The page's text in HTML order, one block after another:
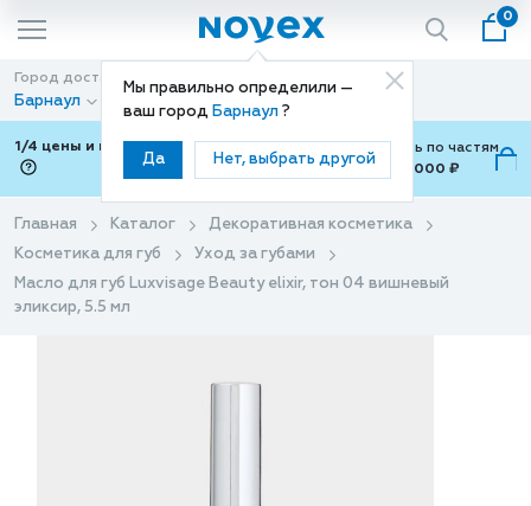
Мы правильно определили —
ваш город Барнаул ?
Да Нет, выбрать другой
0
Город доставки
Барнаул
Способ доставки
Доставка
1/4 цены и покупки ваши с Подели
Можно оплатить по частям
от 700 ₽ до 15,000 ₽
Главная Каталог
Декоративная косметика
Косметика для губ
Уход за губами
Масло для губ Luxvisage Beauty elixir, тон 04 вишневый
эликсир, 5.5 мл